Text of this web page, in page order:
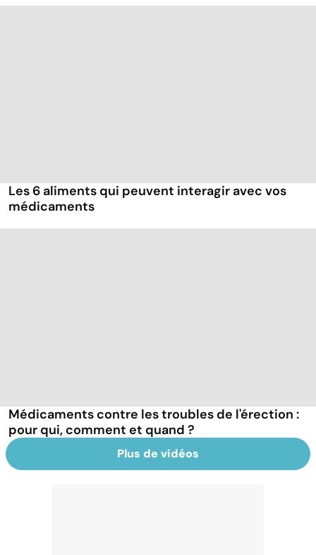
Les 6 aliments qui peuvent interagir avec vos
médicaments
Médicaments contre les troubles de l'érection :
pour qui, comment et quand ?
Plus de vidéos